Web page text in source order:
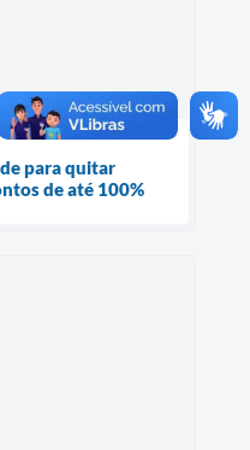
para quitar
de até 100%